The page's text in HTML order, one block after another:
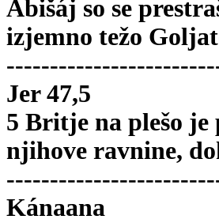
Abišáj so se
izjemno težo
Jer 47,5
5 Britje na plešo je
njihove ravnine,
Kánaana